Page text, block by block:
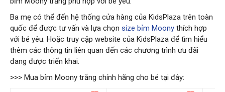
Ba mẹ có thể đến hệ thống cửa hàng của KidsPlaza trên toàn
quốc để được tư vấn và lựa chọn size bỉm Moony thích hợp
với bé yêu. Hoặc truy cập website của KidsPlaza để tìm hiểu
thêm các thông tin liên quan đến các chương trình ưu đãi
đang được triển khai.
>>> Mua bỉm Moony trắng chính hãng cho bé tại đây: